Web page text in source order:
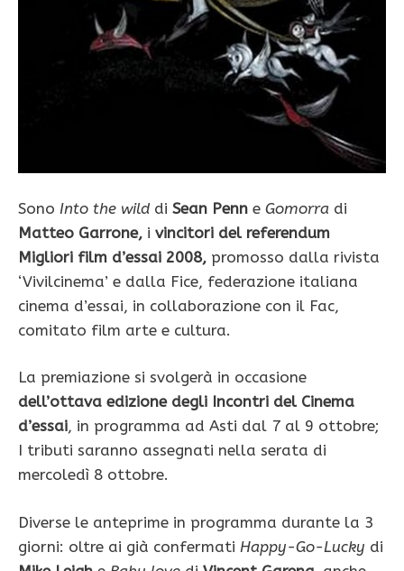
Sono Into the wild di Sean Penn e Gomorra di
Matteo Garrone, i vincitori del referendum
Migliori film d’essai 2008, promosso dalla rivista
‘Vivilcinema’ e dalla Fice, federazione italiana
cinema d’essai, in collaborazione con il Fac,
comitato film arte e cultura.
La premiazione si svolgerà in occasione
dell’ottava edizione degli Incontri del Cinema
d’essai, in programma ad Asti dal 7 al 9 ottobre;
I tributi saranno assegnati nella serata di
mercoledì 8 ottobre.
Diverse le anteprime in programma durante la 3
giorni: oltre ai già confermati Happy-Go-Lucky di